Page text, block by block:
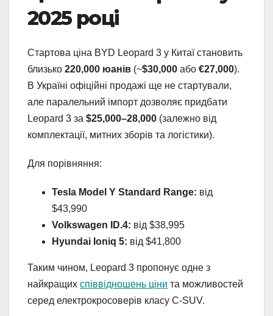
2025 році
Стартова ціна BYD Leopard 3 у Китаї становить
близько 220,000 юанів (~$30,000 або €27,000).
В Україні офіційні продажі ще не стартували,
але паралельний імпорт дозволяє придбати
Leopard 3 за $25,000–28,000 (залежно від
комплектації, митних зборів та логістики).
Для порівняння:
Tesla Model Y Standard Range: від
$43,990
Volkswagen ID.4: від $38,995
Hyundai Ioniq 5: від $41,800
Таким чином, Leopard 3 пропонує одне з
найкращих співвідношень ціни та можливостей
серед електрокросоверів класу C-SUV.